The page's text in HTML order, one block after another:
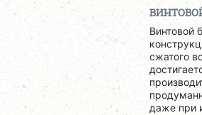
ВИНТОВОЙ
Винтовой
сжатого
даже при